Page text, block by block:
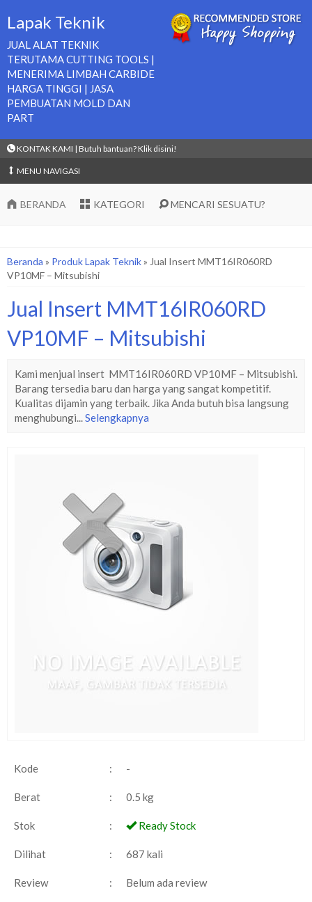
Lapak Teknik
JUAL ALAT TEKNIK
TERUTAMA CUTTING TOOLS |
MENERIMA LIMBAH CARBIDE
HARGA TINGGI | JASA
PEMBUATAN MOLD DAN
PART
KONTAK KAMI | Butuh bantuan? Klik disini!
MENU NAVIGASI
BERANDA KATEGORI MENCARI SESUATU?
Beranda » Produk Lapak Teknik» Jual Insert MMT16IR060RD
VP10MF – Mitsubishi
Jual Insert MMT16IR060RD
VP10MF – Mitsubishi
Kami menjual insert MMT16IR060RD VP10MF – Mitsubishi.
Barang tersedia baru dan harga yang sangat kompetitif.
Kualitas dijamin yang terbaik. Jika Anda butuh bisa langsung
menghubungi...Selengkapnya
Kode : -
Berat : 0.5 kg
Stok : Ready Stock
Dilihat : 687 kali
Review : Belum ada review